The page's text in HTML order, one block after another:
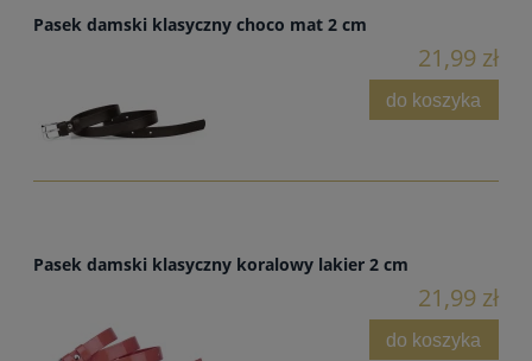
Pasek damski klasyczny choco mat 2 cm
21,99 zł
do koszyka
Pasek damski klasyczny koralowy lakier 2 cm
21,99 zł
do koszyka